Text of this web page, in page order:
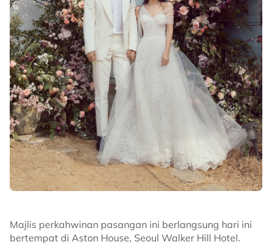
Majlis perkahwinan pasangan ini berlangsung hari ini
bertempat di Aston House, Seoul Walker Hill Hotel.